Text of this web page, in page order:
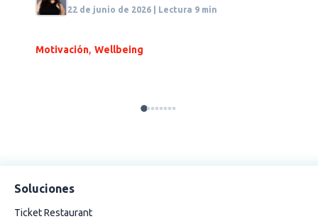
22 de junio de 2026 | Lectura 9 min
Motivación, Wellbeing
Soluciones
Ticket Restaurant